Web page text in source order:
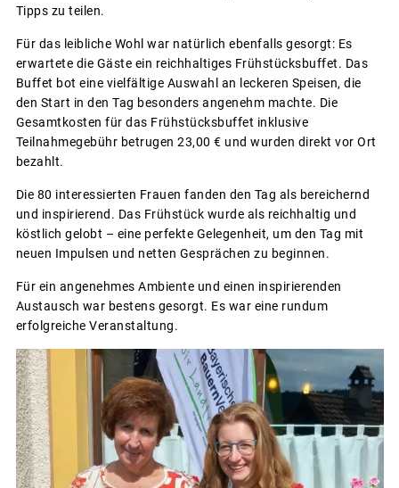
Tipps zu teilen.
Für das leibliche Wohl war natürlich ebenfalls gesorgt: Es
erwartete die Gäste ein reichhaltiges Frühstücksbuffet. Das
Buffet bot eine vielfältige Auswahl an leckeren Speisen, die
den Start in den Tag besonders angenehm machte. Die
Gesamtkosten für das Frühstücksbuffet inklusive
Teilnahmegebühr betrugen 23,00 € und wurden direkt vor Ort
bezahlt.
Die 80 interessierten Frauen fanden den Tag als bereichernd
und inspirierend. Das Frühstück wurde als reichhaltig und
köstlich gelobt – eine perfekte Gelegenheit, um den Tag mit
neuen Impulsen und netten Gesprächen zu beginnen.
Für ein angenehmes Ambiente und einen inspirierenden
Austausch war bestens gesorgt. Es war eine rundum
erfolgreiche Veranstaltung.